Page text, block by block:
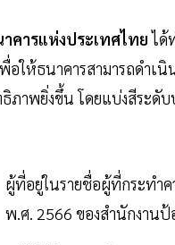
คารแห่งประเทศไทยได้
อให้ธนาคารสามารถดำเ
ภาพยิ่งขึ้น โดยแบ่งสีระดับ
ผู้ที่อยู่ในรายชื่อผู้ที่กระทำ
พ.ศ. 2566 ของสำนักงาน